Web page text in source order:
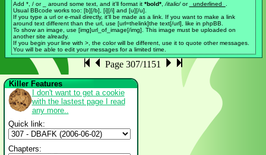
Add *, / or _ around some text, and it'll format it *bold*,/italic/or _underlined_ .
Usual BBcode works too: [b][/b], [i][/i] and [u][/u].
If you type a url or e-mail directly, it'll be made as a link. If you want to make a link
around text different than the url, use [url=thelink]the text[/url], like in phpBB.
To show an image, use [img]url_of_image[/img]. This image must be uploaded on
another site already.
If you begin your line with >, the color will be different, use it to quote other messages.
You will be able to edit your messages for a limited time.
Page 307/1151
Killer Features
I don't want to get a cookie
with the lastest page I read
any more..
Quick link:
Chapters: